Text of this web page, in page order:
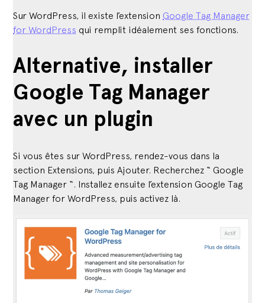
Sur WordPress, il existe l’extension Google Tag Manager
for WordPress qui remplit idéalement ses fonctions.
Alternative, installer
Google Tag Manager
avec un plugin
Si vous êtes sur WordPress, rendez-vous dans la
section Extensions, puis Ajouter. Recherchez “ Google
Tag Manager “. Installez ensuite l’extension Google Tag
Manager for WordPress, puis activez là.